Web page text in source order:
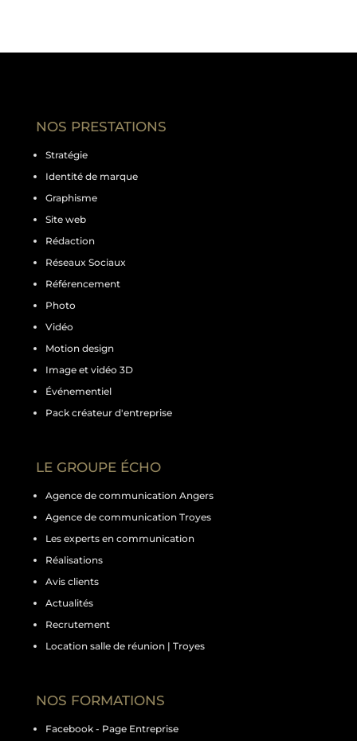
NOS PRESTATIONS
Stratégie
Identité de marque
Graphisme
Site web
Rédaction
Réseaux Sociaux
Référencement
Photo
Vidéo
Motion design
Image et vidéo 3D
Événementiel
Pack créateur d'entreprise
LE GROUPE ÉCHO
Agence de communication Angers
Agence de communication Troyes
Les experts en communication
Réalisations
Avis clients
Actualités
Recrutement
Location salle de réunion | Troyes
NOS FORMATIONS
Facebook - Page Entreprise